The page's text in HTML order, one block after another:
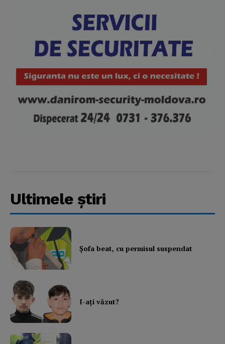
Ultimele ştiri
Şofa beat, cu permisul suspendat
I-aţi văzut?